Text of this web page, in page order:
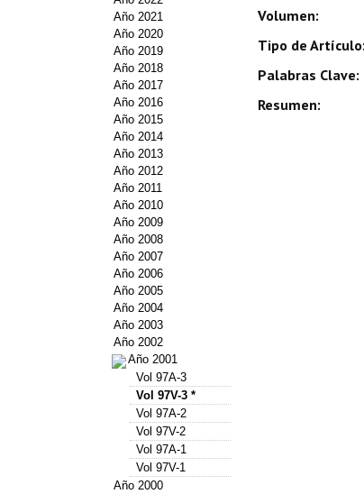
Año 2021
Año 2020
Año 2019
Año 2018
Año 2017
Año 2016
Año 2015
Año 2014
Año 2013
Año 2012
Año 2011
Año 2010
Año 2009
Año 2008
Año 2007
Año 2006
Año 2005
Año 2004
Año 2003
Año 2002
Año 2001
Vol 97A-3
Vol 97V-3 *
Vol 97A-2
Vol 97V-2
Vol 97A-1
Vol 97V-1
Año 2000
Volumen:
Tipo de Artículo:
Palabras Clave:
Resumen: